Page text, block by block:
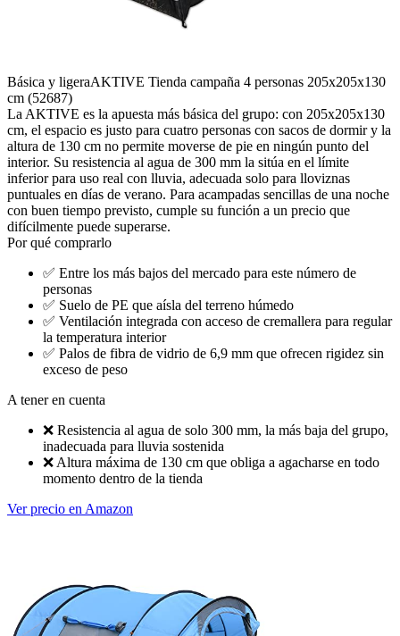
Básica y ligeraAKTIVE Tienda campaña 4 personas 205x205x130
cm (52687)
La AKTIVE es la apuesta más básica del grupo: con 205x205x130
cm, el espacio es justo para cuatro personas con sacos de dormir y la
altura de 130 cm no permite moverse de pie en ningún punto del
interior. Su resistencia al agua de 300 mm la sitúa en el límite
inferior para uso real con lluvia, adecuada solo para lloviznas
puntuales en días de verano. Para acampadas sencillas de una noche
con buen tiempo previsto, cumple su función a un precio que
difícilmente puede superarse.
Por qué comprarlo
✅ Entre los más bajos del mercado para este número de
personas
✅ Suelo de PE que aísla del terreno húmedo
✅ Ventilación integrada con acceso de cremallera para regular
la temperatura interior
✅ Palos de fibra de vidrio de 6,9 mm que ofrecen rigidez sin
exceso de peso
A tener en cuenta
❌ Resistencia al agua de solo 300 mm, la más baja del grupo,
inadecuada para lluvia sostenida
❌ Altura máxima de 130 cm que obliga a agacharse en todo
momento dentro de la tienda
Ver precio en Amazon